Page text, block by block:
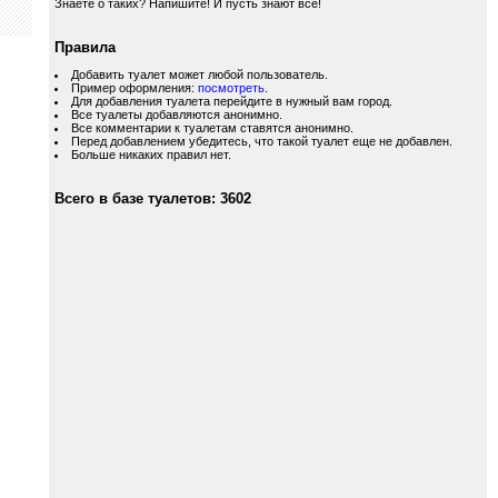
Знаете о таких? Напишите! И пусть знают все!
Правила
Добавить туалет может любой пользователь.
Пример оформления: посмотреть.
Для добавления туалета перейдите в нужный вам город.
Все туалеты добавляются анонимно.
Все комментарии к туалетам ставятся анонимно.
Перед добавлением убедитесь, что такой туалет еще не добавлен.
Больше никаких правил нет.
Всего в базе туалетов: 3602